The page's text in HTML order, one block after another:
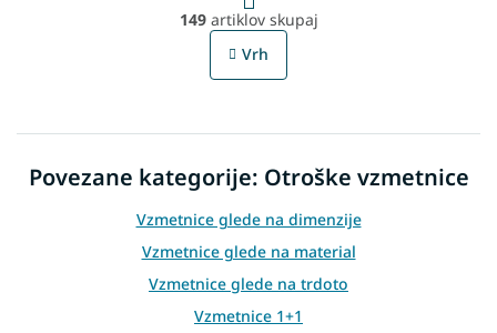
L
i
s
g
o
t
r
o
l
g
i
n
o
149artiklov skupaj
Vrh
Povezane kategorije: Otroške vzmetnice
Vzmetnice glede na dimenzije
Vzmetnice glede na material
Vzmetnice glede na trdoto
Vzmetnice 1+1